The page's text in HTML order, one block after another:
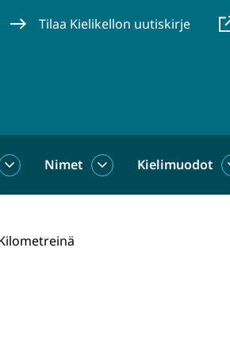
Tilaa Kielikellon uutiskirje
Sanat
Nimet
NimetKielimuodot